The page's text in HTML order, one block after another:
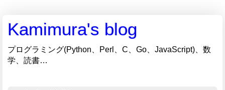
Kamimura's blog
プログラミング(Python、Perl、C、Go、JavaScript)、数
学、読書…